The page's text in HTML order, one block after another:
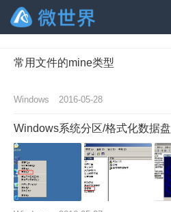
常用文件的mine类型
Windows 2016-05-28
Windows系统分区/格式化数据盘